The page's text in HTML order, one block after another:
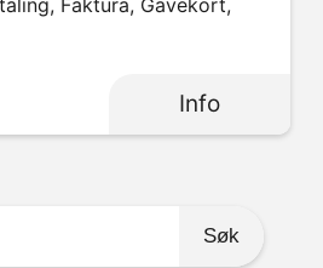
Info